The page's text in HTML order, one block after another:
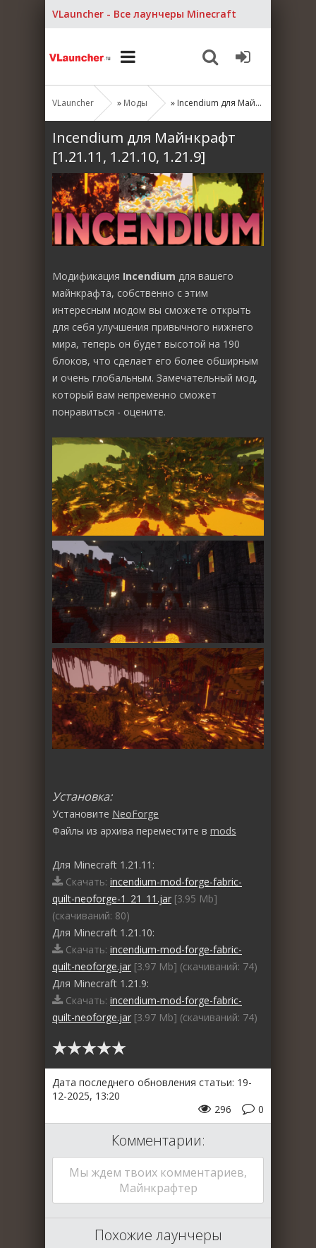
VLauncher - Все лаунчеры Minecraft
VLauncher » Моды » Incendium для Майнкрафт [1.21.11, 1.21.10, 1.21.9]
Incendium для Майнкрафт
[1.21.11, 1.21.10, 1.21.9]
Модификация Incendium для вашего
майнкрафта, собственно с этим
интересным модом вы сможете открыть
для себя улучшения привычного нижнего
мира, теперь он будет высотой на 190
блоков, что сделает его более обширным
и очень глобальным. Замечательный мод,
который вам непременно сможет
понравиться - оцените.
Установка:
Установите NeoForge
Файлы из архива переместите в mods
Для Minecraft 1.21.11:
Скачать: incendium-mod-forge-fabric-
quilt-neoforge-1_21_11.jar [3.95 Mb]
(cкачиваний: 80)
Для Minecraft 1.21.10:
Скачать: incendium-mod-forge-fabric-
quilt-neoforge.jar [3.97 Mb] (cкачиваний: 74)
Для Minecraft 1.21.9:
Скачать: incendium-mod-forge-fabric-
quilt-neoforge.jar [3.97 Mb] (cкачиваний: 74)
Дата последнего обновления статьи: 19-
12-2025, 13:20
0
296
Комментарии:
Мы ждем твоих комментариев,
Майнкрафтер
Похожие лаунчеры